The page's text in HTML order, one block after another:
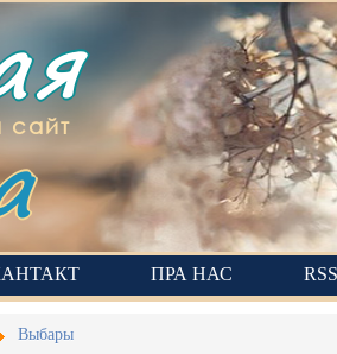
сайт
ПРА НАС RSS
Выбары